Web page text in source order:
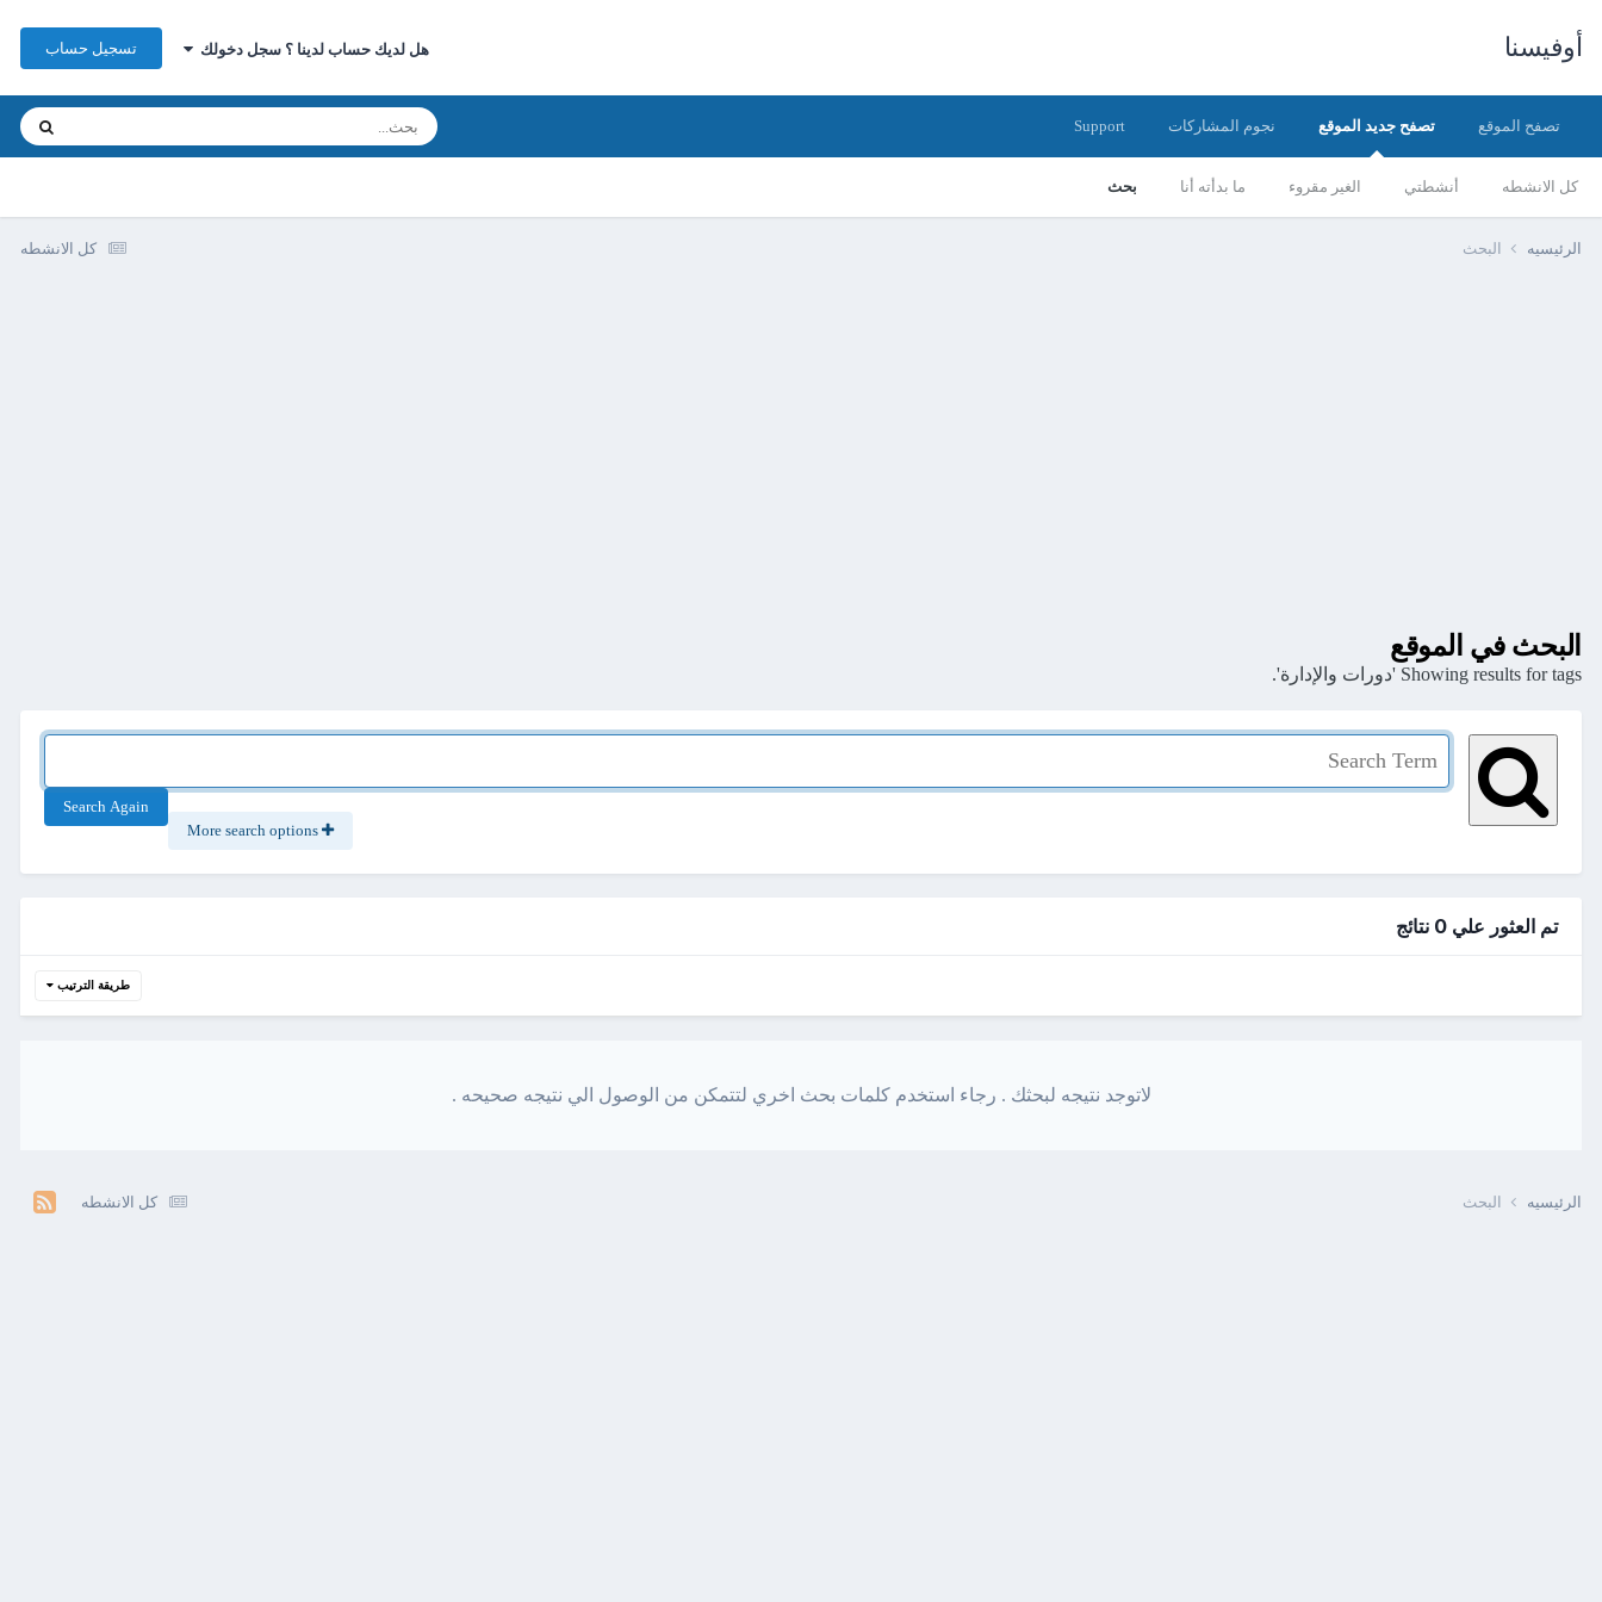
أوفيسنا هل لديك حساب لدينا ؟ سجل دخولك تسجيل حساب
تصفح الموقع تصفح جديد الموقع
كل الانشطه أنشطتي الغير مقروء ما بدأته أنا بحث
نجوم المشاركات Support
كل الانشطه الرئيسيه البحث
البحث في الموقع
Showing results for tags 'دورات والإدارة'.
Search Again
تم العثور علي 0 نتائج
طريقة الترتيب
لاتوجد نتيجه لبحثك . رجاء استخدم كلمات بحث اخري لتتمكن من الوصول الي نتيجه صحيحه .
كل الانشطه الرئيسيه البحث